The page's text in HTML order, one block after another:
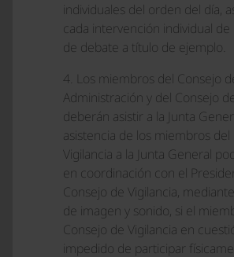
individuales del orden del día,
cada intervención individual
de debate a título de ejemplo.
4. Los miembros del Consejo
Administración y del Consejo
deberán asistir a la Junta
asistencia de los miembros del
Vigilancia a la Junta General
en coordinación con el
Consejo de Vigilancia,
de imagen y sonido, si el
Consejo de Vigilancia en
impedido de participar